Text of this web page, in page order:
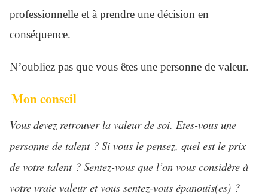
professionnelle et à prendre une décision en
conséquence.
N’oubliez pas que vous êtes une personne de valeur.
Mon conseil
Vous devez retrouver la valeur de soi. Etes-vous une
personne de talent ? Si vous le pensez, quel est le prix
de votre talent ? Sentez-vous que l’on vous considère à
votre vraie valeur et vous sentez-vous épanouis(es) ?